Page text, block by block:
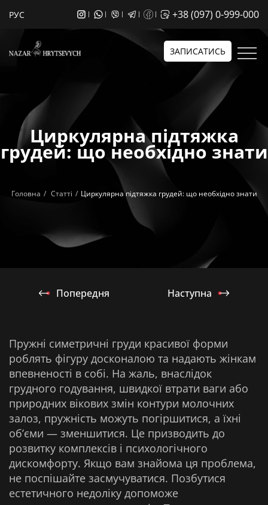
РУС +38 (097) 0-999-000
ЗАПИСАТИСЬ
Циркулярна підтяжка
грудей: що необхідно знати
Головна Статті Циркулярна підтяжка грудей: що необхідно знати
Попередня Наступна
Пружні симетричні груди красивої форми
роблять фігуру досконалою та надають жінкам
впевненості в собі. На жаль, внаслідок
грудного годування, швидкої втрати ваги або
природних вікових змін контури молочних
залоз, пружність можуть погіршитися, а їхні
об’єми — зменшитися. Це призводить до
розвитку комплексів і психологічного
дискомфорту. Якщо вам знайома ця проблема,
не поспішайте засмучуватися. Позбутися
естетичного недоліку допоможе